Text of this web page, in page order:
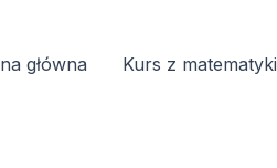
główna Kurs z matematyki